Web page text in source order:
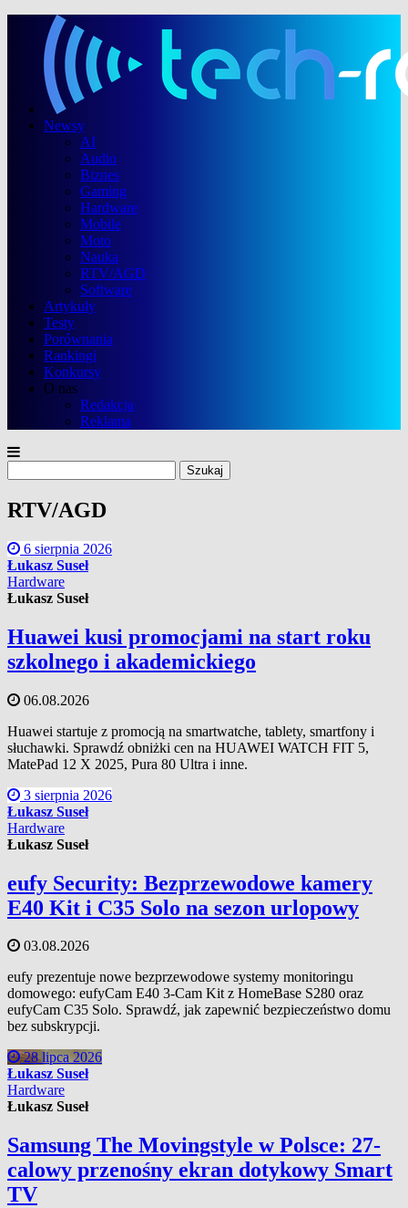
Newsy
AI
Audio
Biznes
Gaming
Hardware
Mobile
Moto
Nauka
RTV/AGD
Software
Artykuły
Testy
Porównania
Rankingi
Konkursy
O nas
Redakcja
Reklama
RTV/AGD
6 sierpnia 2026
Łukasz Suseł
Hardware
Łukasz Suseł
Huawei kusi promocjami na start roku
szkolnego i akademickiego
06.08.2026
Huawei startuje z promocją na smartwatche, tablety, smartfony i
słuchawki. Sprawdź obniżki cen na HUAWEI WATCH FIT 5,
MatePad 12 X 2025, Pura 80 Ultra i inne.
3 sierpnia 2026
Łukasz Suseł
Hardware
Łukasz Suseł
eufy Security: Bezprzewodowe kamery
E40 Kit i C35 Solo na sezon urlopowy
03.08.2026
eufy prezentuje nowe bezprzewodowe systemy monitoringu
domowego: eufyCam E40 3-Cam Kit z HomeBase S280 oraz
eufyCam C35 Solo. Sprawdź, jak zapewnić bezpieczeństwo domu
bez subskrypcji.
28 lipca 2026
Łukasz Suseł
Hardware
Łukasz Suseł
Samsung The Movingstyle w Polsce: 27-
calowy przenośny ekran dotykowy Smart
TV